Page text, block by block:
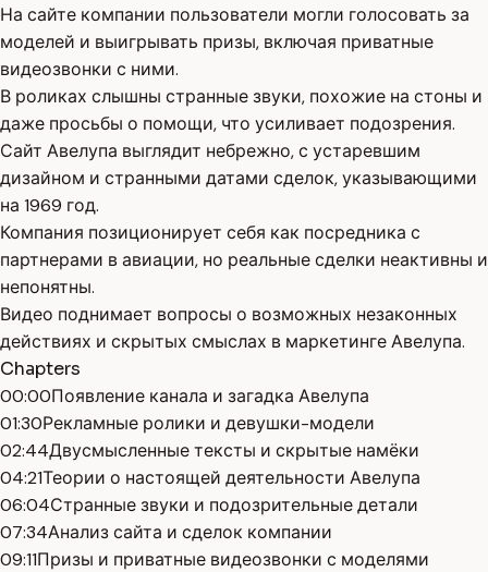
На сайте компании пользователи могли голосовать за
моделей и выигрывать призы, включая приватные
видеозвонки с ними.
В роликах слышны странные звуки, похожие на стоны и
даже просьбы о помощи, что усиливает подозрения.
Сайт Авелупа выглядит небрежно, с устаревшим
дизайном и странными датами сделок, указывающими
на 1969 год.
Компания позиционирует себя как посредника с
партнерами в авиации, но реальные сделки неактивны и
непонятны.
Видео поднимает вопросы о возможных незаконных
действиях и скрытых смыслах в маркетинге Авелупа.
Chapters
00:00Появление канала и загадка Авелупа
01:30Рекламные ролики и девушки-модели
02:44Двусмысленные тексты и скрытые намёки
04:21Теории о настоящей деятельности Авелупа
06:04Странные звуки и подозрительные детали
07:34Анализ сайта и сделок компании
09:11Призы и приватные видеозвонки с моделями